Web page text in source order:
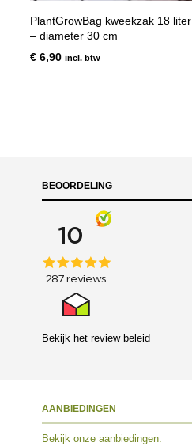
PlantGrowBag kweekzak 18 liter
– diameter 30 cm
€ 6,90 incl. btw
BEOORDELING
Bekijk het review beleid
AANBIEDINGEN
Bekijk onze aanbiedingen